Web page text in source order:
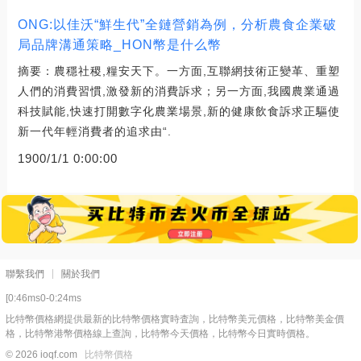
ONG:以佳沃“鮮生代”全鏈營銷為例，分析農食企業破
局品牌溝通策略_HON幣是什么幣
摘要：農穩社稷,糧安天下。一方面,互聯網技術正變革、重塑
人們的消費習慣,激發新的消費訴求；另一方面,我國農業通過
科技賦能,快速打開數字化農業場景,新的健康飲食訴求正驅使
新一代年輕消費者的追求由“.
1900/1/1 0:00:00
聯繫我們 關於我們
[0:46ms0-0:24ms
比特幣價格網提供最新的比特幣價格實時査詢，比特幣美元價格，比特幣美金價
格，比特幣港幣價格線上查詢，比特幣今天價格，比特幣今日實時價格。
© 2026 ioqf.com
比特幣價格